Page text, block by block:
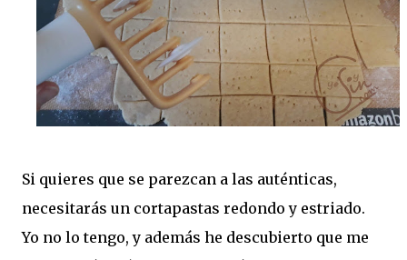
Si quieres que se parezcan a las auténticas,
necesitarás un cortapastas redondo y estriado.
Yo no lo tengo, y además he descubierto que me